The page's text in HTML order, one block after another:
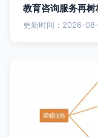
教育咨询服务再树
更新时间：2026-